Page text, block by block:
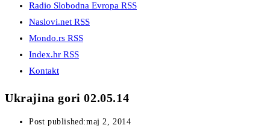
Radio Slobodna Evropa RSS
Naslovi.net RSS
Mondo.rs RSS
Index.hr RSS
Kontakt
Ukrajina gori 02.05.14
Post published:maj 2, 2014